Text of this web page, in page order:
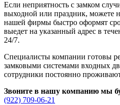
Если неприятность с замком
выходной или праздник, можете
нашей фирмы быстро оформят
выедет на указанный адрес в
24/7.
Специалисты компании готовы
замковыми системами входных
сотрудники постоянно
Звоните в нашу компанию мы
(922) 709-06-21